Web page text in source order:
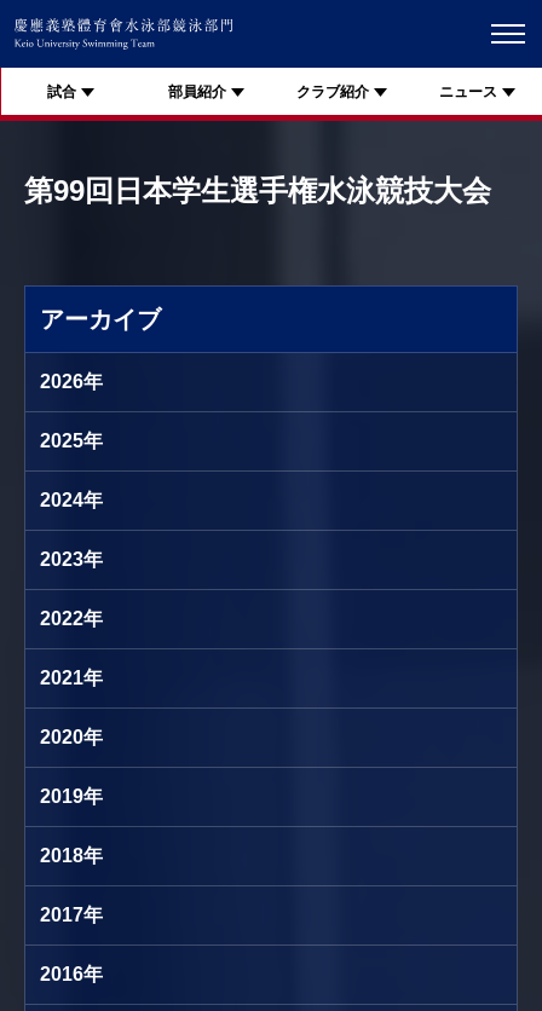
試合 部員紹介 クラブ紹介 ニュース
第99回日本学生選手権水泳競技大会
アーカイブ
2026年
2025年
2024年
2023年
2022年
2021年
2020年
2019年
2018年
2017年
2016年